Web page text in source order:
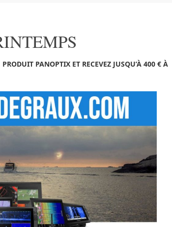
PANOPTIX ET RECEVEZ JUSQU’À 400 € À